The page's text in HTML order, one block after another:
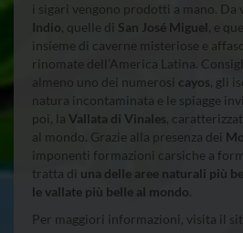
i sigari vengono prodotti a mano. Da
Indio , quelle di San José Miguel , e
insieme di caverne misteriose e
rinomate dell’America Latina.
almeno uno dei numerosi cayos, gli
natura incontaminata e le spiagge
poi, la Vallata di Vinales ,
al mondo. Grazie alla presenza dei
imponenti formazioni carsiche a
tratta di una delle aree naturali più
le vallate più belle al mondo.
Per maggiori informazioni, visita il